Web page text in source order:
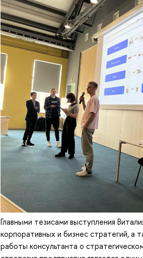
Главными тезисами выступления
корпоративных и бизнес стратегий, а
работы консультанта о